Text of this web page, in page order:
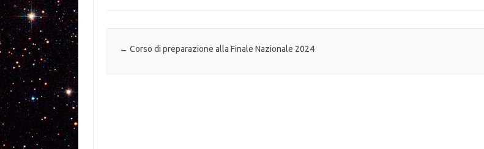
Post navigation
← Corso di preparazione alla Finale Nazionale 2024